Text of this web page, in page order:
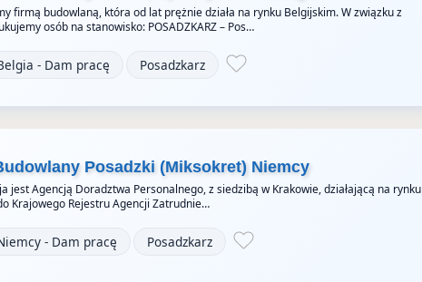
firmą budowlaną, która od lat prężnie działa na rynku Belgijskim. W związku z
osób na stanowisko: POSADZKARZ – Pos…
- Dam pracę Posadzkarz
Posadzki (Miksokret) Niemcy
jest Agencją Doradztwa Personalnego, z siedzibą w Krakowie, działającą na rynku
Krajowego Rejestru Agencji Zatrudnie…
- Dam pracę Posadzkarz